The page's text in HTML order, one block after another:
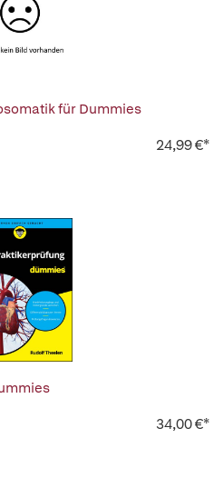
für Dummies
24,99 €*
34,00 €*